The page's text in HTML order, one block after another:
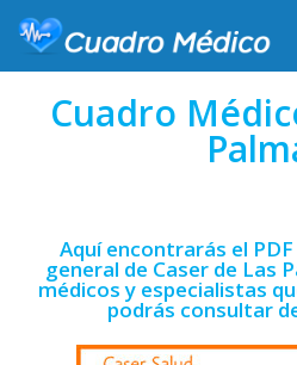
Cuadro
Aquí encontrarás el
general de Caser de Las
médicos y especialistas
podrás consultar